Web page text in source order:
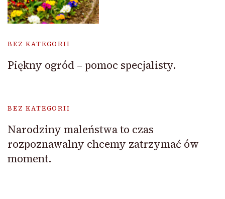
BEZ KATEGORII
Piękny ogród – pomoc specjalisty.
BEZ KATEGORII
Narodziny maleństwa to czas
rozpoznawalny chcemy zatrzymać ów
moment.